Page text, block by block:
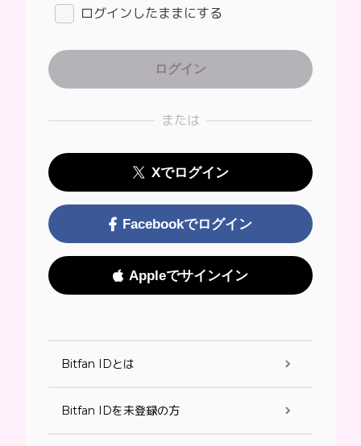
ログインしたままにする
または
Xでログイン
Facebookでログイン
Appleでサインイン
Bitfan IDとは
Bitfan IDを未登録の方